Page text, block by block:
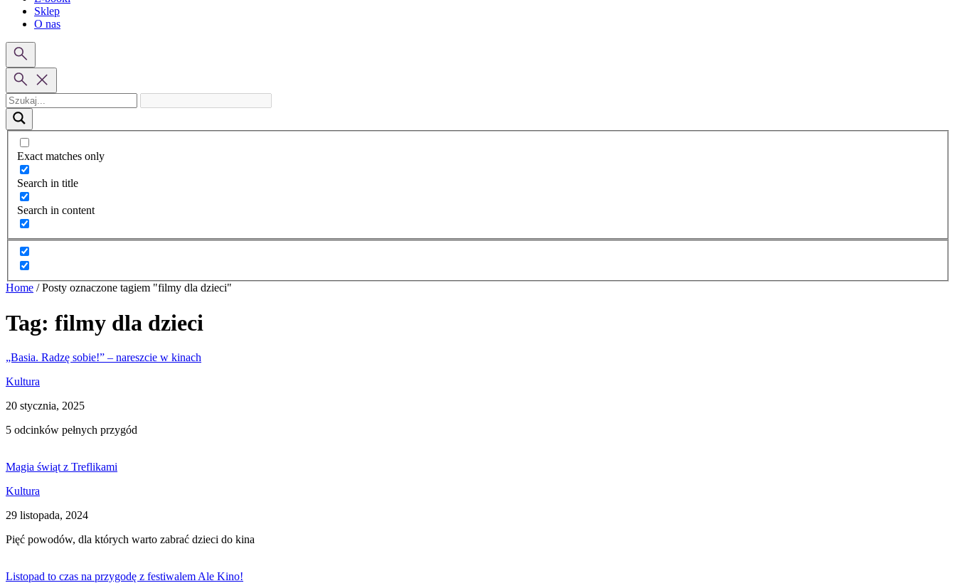
Sklep
O nas
Exact matches only
Search in title
Search in content
Home / Posty oznaczone tagiem "filmy dla dzieci"
Tag: filmy dla dzieci
„Basia. Radzę sobie!” – nareszcie w kinach
Kultura
20 stycznia, 2025
5 odcinków pełnych przygód
Magia świąt z Treflikami
Kultura
29 listopada, 2024
Pięć powodów, dla których warto zabrać dzieci do kina
Listopad to czas na przygodę z festiwalem Ale Kino!